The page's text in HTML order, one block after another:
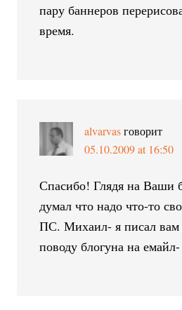
пару баннеров
время.
alvarvas говорит
05.10.2009 at 16:50
Спасибо! Глядя на Ваши
думал что надо что-то
ПС. Михаил- я писал вам
поводу блогуна на